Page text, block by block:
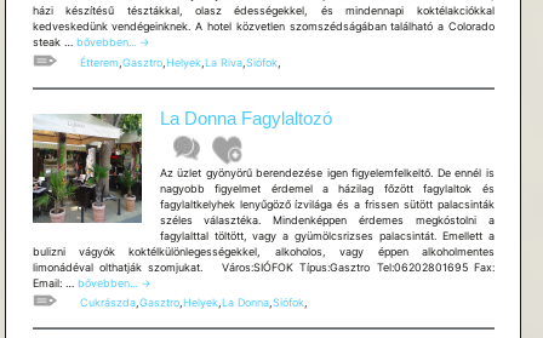
házi készítésű tésztákkal, olasz édességekkel, és mindennapi koktélakciókkal
kedveskedünk vendégeinknek. A hotel közvetlen szomszédságában található a Colorado
steak … La
Riva
Hause
Pizzeria
bővebben... →
Étterem Gasztro, Helyek, La Riva, Siófok,
La Donna Fagylaltozó
Az üzlet gyönyörű berendezése igen figyelemfelkeltő. De ennél is
nagyobb figyelmet érdemel a házilag főzött fagylaltok és
fagylaltkelyhek lenyűgöző ízvilága és a frissen sütött palacsinták
széles választéka. Mindenképpen érdemes megkóstolni a
fagylalttal töltött, vagy a gyümölcsrizses palacsintát. Emellett a
bulizni vágyók koktélkülönlegességekkel, alkoholos, vagy éppen alkoholmentes
limonádéval olthatják szomjukat. Város:SIÓFOK Típus:Gasztro Tel:06202801695 Fax:
Email: … La
Donna
bővebben...
→
Cukrászda,Gasztro,Helyek,La Donna,Siófok,